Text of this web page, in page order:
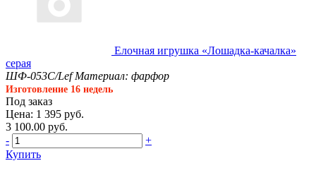
Елочная игрушка «Лошадка-качалка»
серая
ШФ-053С/Lef Материал: фарфор
Изготовление 16 недель
Под заказ
Цена: 1 395 руб.
3 100.00 руб.
-
+
Купить